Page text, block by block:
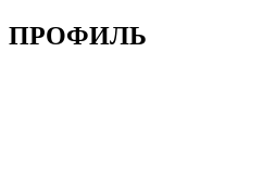
ПРОФИЛЬ